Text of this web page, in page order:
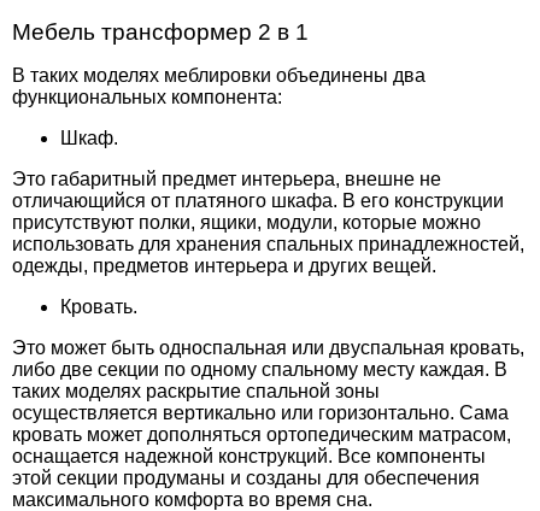
Мебель трансформер 2 в 1
В таких моделях меблировки объединены два
функциональных компонента:
Шкаф.
Это габаритный предмет интерьера, внешне не
отличающийся от платяного шкафа. В его конструкции
присутствуют полки, ящики, модули, которые можно
использовать для хранения спальных принадлежностей,
одежды, предметов интерьера и других вещей.
Кровать.
Это может быть односпальная или двуспальная кровать,
либо две секции по одному спальному месту каждая. В
таких моделях раскрытие спальной зоны
осуществляется вертикально или горизонтально. Сама
кровать может дополняться ортопедическим матрасом,
оснащается надежной конструкций. Все компоненты
этой секции продуманы и созданы для обеспечения
максимального комфорта во время сна.